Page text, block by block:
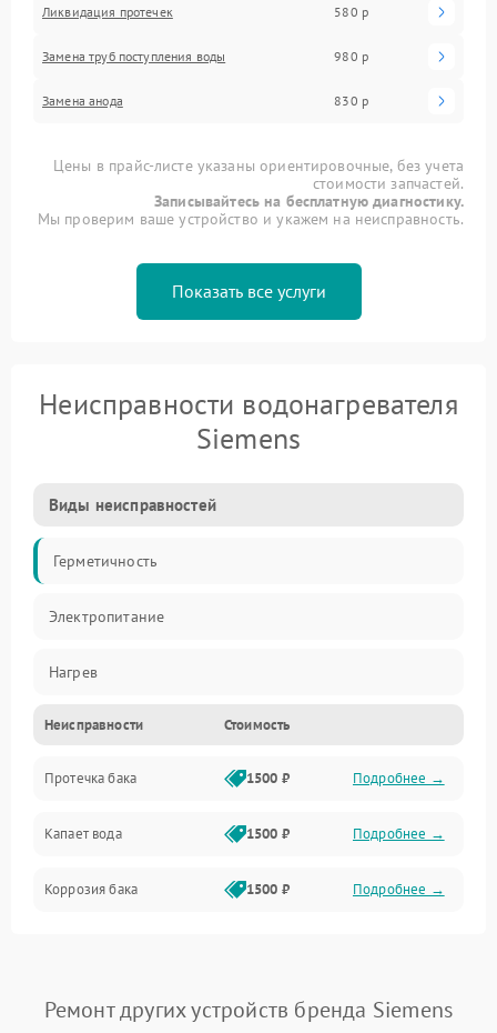
Ликвидация протечек 580 р
Замена труб поступления воды 980 р
Замена анода 830 р
Цены в прайс-листе указаны ориентировочные, без учета
стоимости запчастей.
Записывайтесь на бесплатную диагностику.
Мы проверим ваше устройство и укажем на неисправность.
Показать все услуги
Неисправности водонагревателя
Siemens
Виды неисправностей
Герметичность
Электропитание
Нагрев
Датчики
Механика
Неисправности Стоимость
Протечка бака 1500 ₽ Подробнее →
Капает вода 1500 ₽ Подробнее →
Коррозия бака 1500 ₽ Подробнее →
Ремонт других устройств бренда Siemens